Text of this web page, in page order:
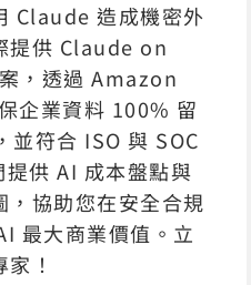
Claude 造成機密外
提供 Claude on
，透過 Amazon
企業資料 100% 留
並符合 ISO 與 SOC
供 AI 成本盤點與
，協助您在安全合規
最大商業價值。立
！